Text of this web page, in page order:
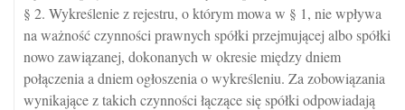
§ 2. Wykreślenie z rejestru, o którym mowa w § 1, nie wpływa
na ważność czynności prawnych spółki przejmującej albo spółki
nowo zawiązanej, dokonanych w okresie między dniem
połączenia a dniem ogłoszenia o wykreśleniu. Za zobowiązania
wynikające z takich czynności łączące się spółki odpowiadają